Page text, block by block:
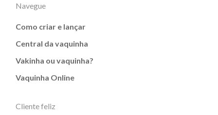
Navegue
Como criar e lançar
Central da vaquinha
Vakinha ou vaquinha?
Vaquinha Online
Cliente feliz